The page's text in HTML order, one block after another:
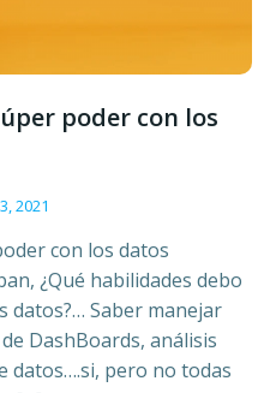
poder con los
2021
con los datos
¿Qué habilidades debo
datos?… Saber manejar
DashBoards, análisis
datos….si, pero no todas